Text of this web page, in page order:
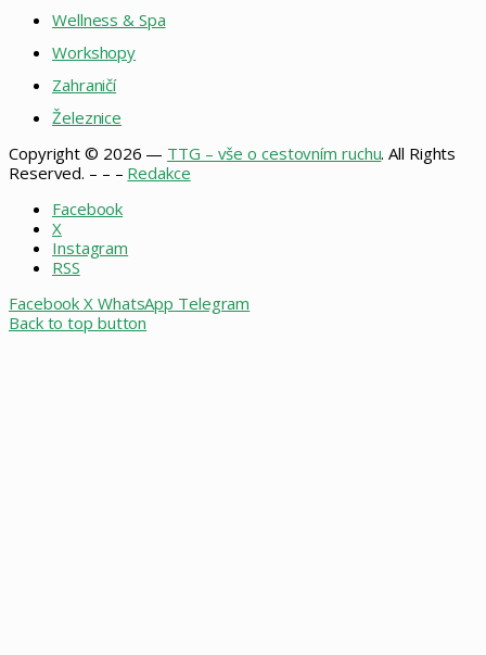
Wellness & Spa
Workshopy
Zahraničí
Železnice
Copyright © 2026 — TTG – vše o cestovním ruchu. All Rights
Reserved. – – – Redakce
Facebook
X
Instagram
RSS
Facebook X WhatsApp Telegram
Back to top button